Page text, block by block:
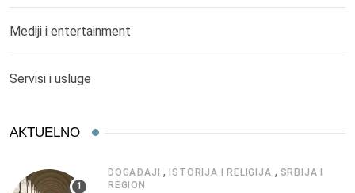
Mediji i entertainment
Servisi i usluge
AKTUELNO
DOGAĐAJI ,ISTORIJA I RELIGIJA , SRBIJA I
REGION